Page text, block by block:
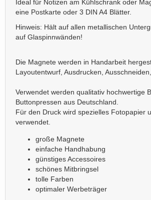
Ideal für Notizen am Kühlschrank oder
eine Postkarte oder 3 DIN A4 Blätter.
Hinweis: Hält auf allen metallischen
auf Glaspinnwänden!
Die Magnete werden in Handarbeit
Layoutentwurf, Ausdrucken,
Verwendet werden qualitativ hochwertige
Buttonpressen aus Deutschland.
Für den Druck wird spezielles Fotopapier
verwendet.
große Magnete
einfache Handhabung
günstiges Accessoires
schönes Mitbringsel
tolle Farben
optimaler Werbeträger